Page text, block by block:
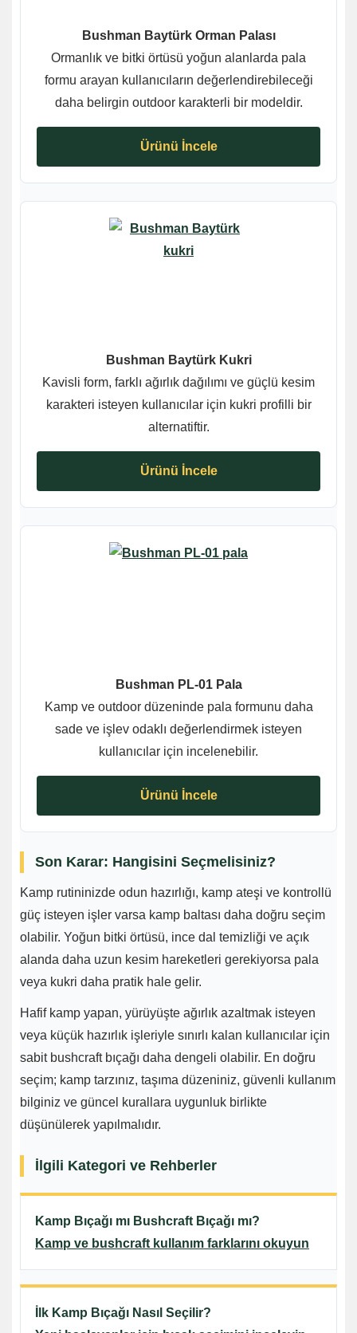
Bushman Baytürk Orman Palası
Ormanlık ve bitki örtüsü yoğun alanlarda pala
formu arayan kullanıcıların değerlendirebileceği
daha belirgin outdoor karakterli bir modeldir.
Ürünü İncele
Bushman Baytürk Kukri
Kavisli form, farklı ağırlık dağılımı ve güçlü kesim
karakteri isteyen kullanıcılar için kukri profilli bir
alternatiftir.
Ürünü İncele
Bushman PL-01 Pala
Kamp ve outdoor düzeninde pala formunu daha
sade ve işlev odaklı değerlendirmek isteyen
kullanıcılar için incelenebilir.
Ürünü İncele
Son Karar: Hangisini Seçmelisiniz?
Kamp rutininizde odun hazırlığı, kamp ateşi ve kontrollü
güç isteyen işler varsa kamp baltası daha doğru seçim
olabilir. Yoğun bitki örtüsü, ince dal temizliği ve açık
alanda daha uzun kesim hareketleri gerekiyorsa pala
veya kukri daha pratik hale gelir.
Hafif kamp yapan, yürüyüşte ağırlık azaltmak isteyen
veya küçük hazırlık işleriyle sınırlı kalan kullanıcılar için
sabit bushcraft bıçağı daha dengeli olabilir. En doğru
seçim; kamp tarzınız, taşıma düzeniniz, güvenli kullanım
bilginiz ve güncel kurallara uygunluk birlikte
düşünülerek yapılmalıdır.
İlgili Kategori ve Rehberler
Kamp Bıçağı mı Bushcraft Bıçağı mı?
Kamp ve bushcraft kullanım farklarını okuyun
İlk Kamp Bıçağı Nasıl Seçilir?